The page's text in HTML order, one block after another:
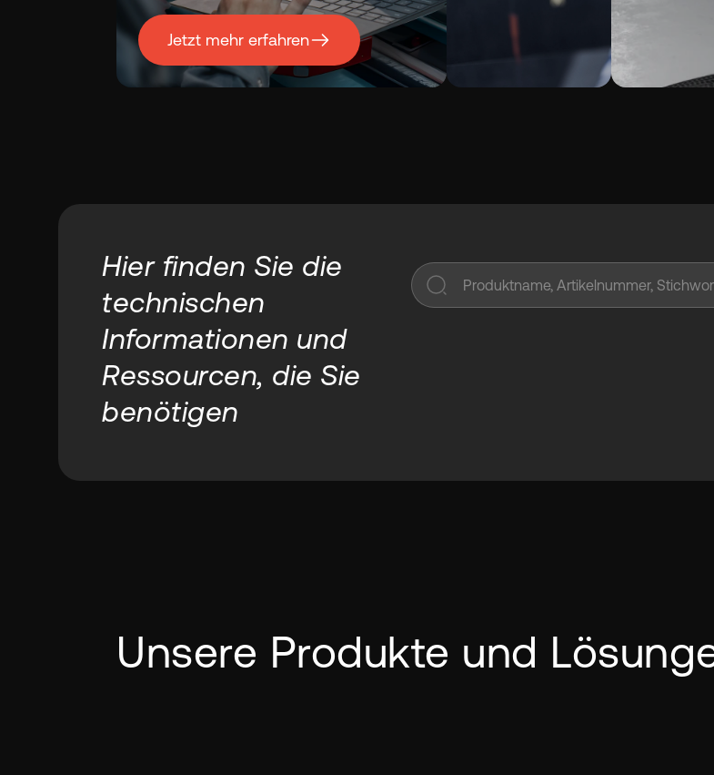
Jetzt mehr erfahren
Hier finden Sie die
technischen
Informationen und
Ressourcen, die Sie
benötigen
Unsere Produkte und